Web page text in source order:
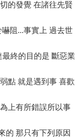
的發覺 在諸往先賢
阻...事實上 過去世
終的目的是 斷惡業
點 就是遇到事 喜歡
上有所錯誤所以事
的 那只有下列原因